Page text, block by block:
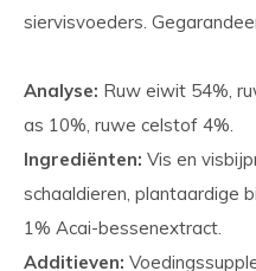
siervisvoeders.
Analyse: Ruw eiwit 54%,
as 10%, ruwe celstof 4%.
Ingrediënten: Vis en
schaaldieren, plantaardige
1% Acai-bessenextract.
Additieven: